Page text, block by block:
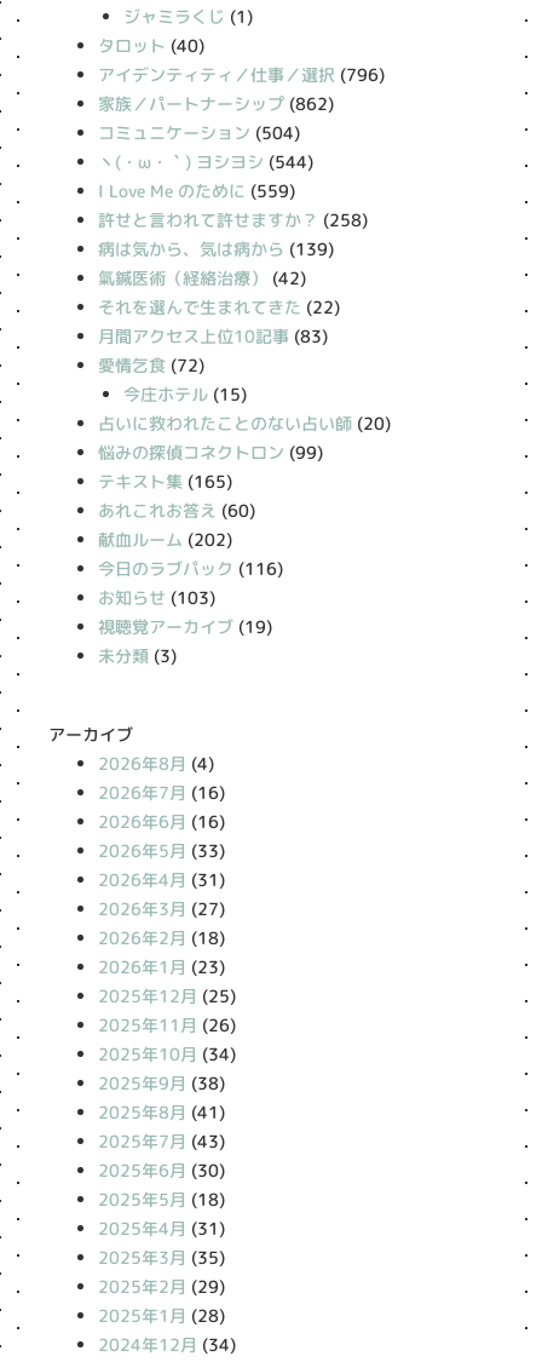
ジャミラくじ (1)
タロット (40)
アイデンティティ／仕事／選択 (796)
家族／パートナーシップ (862)
コミュニケーション (504)
丶(・ω・｀) ヨシヨシ (544)
I Love Me のために (559)
許せと言われて許せますか？ (258)
病は気から、気は病から (139)
氣鍼医術（経絡治療）
(42)
それを選んで生まれてきた (22)
月間アクセス上位10記事 (83)
愛情乞食 (72)
今庄ホテル(15)
占いに救われたことのない占い師 (20)
悩みの探偵コネクトロン (99)
テキスト集 (165)
あれこれお答え (60)
献血ルーム (202)
今日のラブパック (116)
お知らせ (103)
視聴覚アーカイブ (19)
未分類 (3)
アーカイブ
2026年8月 (4)
2026年7月 (16)
2026年6月 (16)
2026年5月 (33)
2026年4月 (31)
2026年3月 (27)
2026年2月 (18)
2026年1月 (23)
2025年12月 (25)
2025年11月 (26)
2025年10月 (34)
2025年9月 (38)
2025年8月 (41)
2025年7月 (43)
2025年6月 (30)
2025年5月 (18)
2025年4月 (31)
2025年3月 (35)
2025年2月 (29)
2025年1月 (28)
2024年12月 (34)